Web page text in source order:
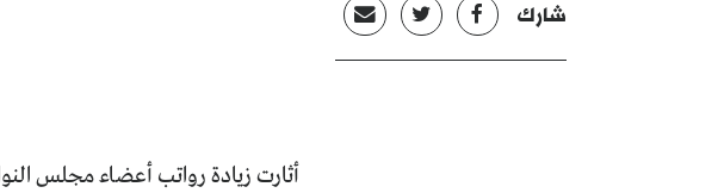
شارك
أثارت زيادة رواتب أعضاء مجلس